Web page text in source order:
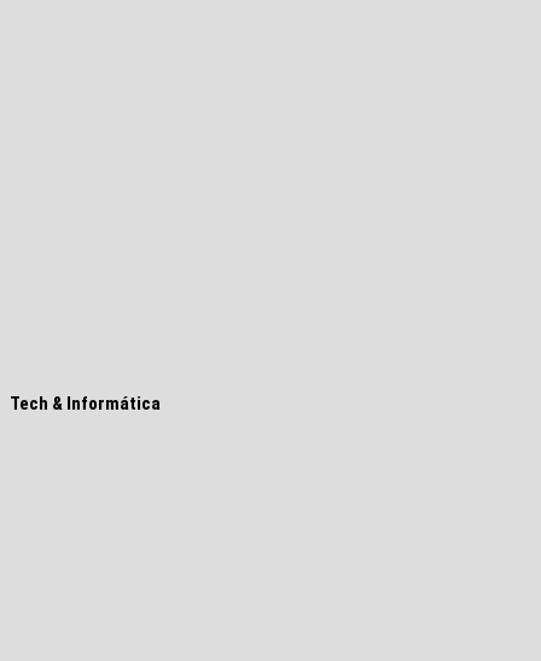
Tech & Informática